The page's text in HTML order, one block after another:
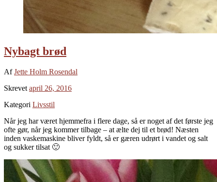
Nybagt brød
AfJette Holm Rosendal
Skrevet april 26, 2016
Kategori Livsstil
Når jeg har været hjemmefra i flere dage, så er noget af det første jeg
ofte gør, når jeg kommer tilbage – at ælte dej til et brød! Næsten
inden vaskemaskine bliver fyldt, så er gæren udrørt i vandet og salt
og sukker tilsat 🙂